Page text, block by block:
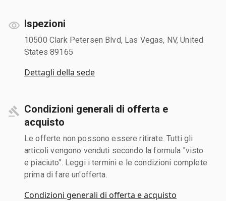
Ispezioni
10500 Clark Petersen Blvd, Las Vegas, NV, United
States 89165
Dettagli della sede
Condizioni generali di offerta e
acquisto
Le offerte non possono essere ritirate. Tutti gli
articoli vengono venduti secondo la formula "visto
e piaciuto". Leggi i termini e le condizioni complete
prima di fare un'offerta.
Condizioni generali di offerta e acquisto